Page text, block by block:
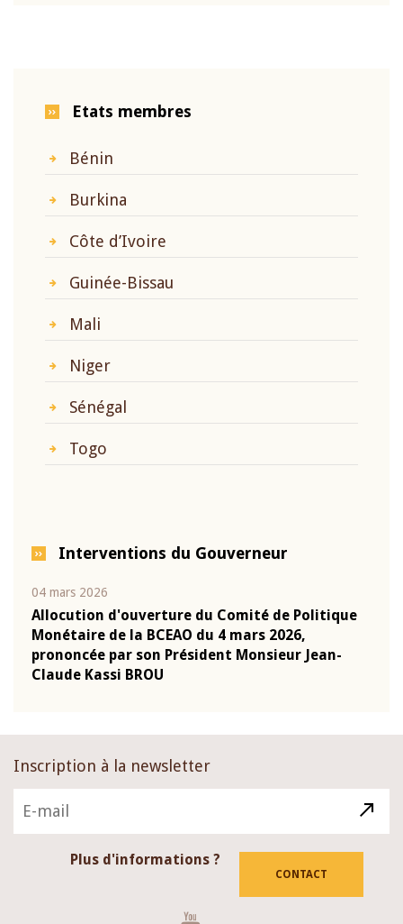
Etats membres
Bénin
Burkina
Côte d’Ivoire
Guinée-Bissau
Mali
Niger
Sénégal
Togo
Interventions du Gouverneur
04 mars 2026
Allocution d'ouverture du Comité de Politique
Monétaire de la BCEAO du 4 mars 2026,
prononcée par son Président Monsieur Jean-
Claude Kassi BROU
Inscription à la newsletter
Plus d'informations ?
CONTACT